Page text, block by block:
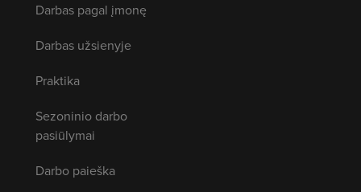
Darbas pagal įmonę
Darbas užsienyje
Praktika
Sezoninio darbo
pasiūlymai
Darbo paieška